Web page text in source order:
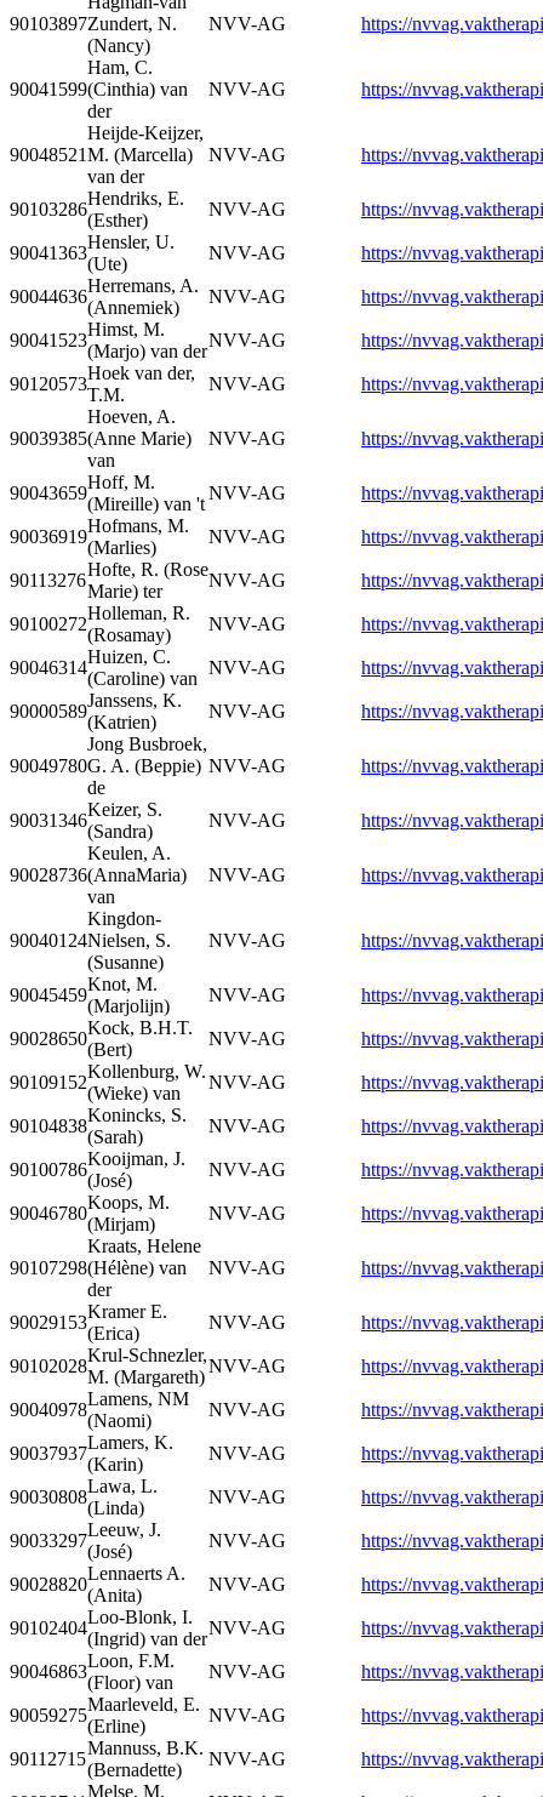
90103897Zundert, N.
(Nancy)
NVV-AG https://
90041599
Ham, C.
(Cinthia) van
der
NVV-AG https://
90048521
Heijde-Keijzer,
M. (Marcella)
van der
NVV-AG https://
90103286
Hendriks, E.
(Esther)
NVV-AG https://
90041363
Hensler, U.
(Ute)
NVV-AG https://
90044636
Herremans, A.
(Annemiek)
NVV-AG https://
90041523
Himst, M.
(Marjo) van der
NVV-AG https://
90120573
Hoek van der,
T.M.
NVV-AG https://
90039385
Hoeven, A.
(Anne Marie)
van
NVV-AG https://
90043659
Hoff, M.
(Mireille) van 't
NVV-AG https://
90036919
Hofmans, M.
(Marlies)
NVV-AG https://
90113276
Hofte, R. (Rose
Marie) ter
NVV-AG https://
90100272
Holleman, R.
(Rosamay)
NVV-AG https://
90046314
Huizen, C.
(Caroline) van
NVV-AG https://
90000589
Janssens, K.
(Katrien)
NVV-AG https://
90049780
Jong Busbroek,
G. A. (Beppie)
de
NVV-AG https://
90031346
Keizer, S.
(Sandra)
NVV-AG https://
90028736
Keulen, A.
(AnnaMaria)
van
NVV-AG https://
90040124
Kingdon-
Nielsen, S.
(Susanne)
NVV-AG https://
90045459
Knot, M.
(Marjolijn)
NVV-AG https://
90028650
Kock, B.H.T.
(Bert)
NVV-AG https://
90109152
Kollenburg, W.
(Wieke) van
NVV-AG https://
90104838
Konincks, S.
(Sarah)
NVV-AG https://
90100786
Kooijman, J.
(José)
NVV-AG https://
90046780
Koops, M.
(Mirjam)
NVV-AG https://
90107298
Kraats, Helene
(Hélène) van
der
NVV-AG https://
90029153
Kramer E.
(Erica)
NVV-AG https://
90102028
Krul-Schnezler,
M. (Margareth)
NVV-AG https://
90040978
Lamens, NM
(Naomi)
NVV-AG https://
90037937
Lamers, K.
(Karin)
NVV-AG https://
90030808
Lawa, L.
(Linda)
NVV-AG https://
90033297
Leeuw, J.
(José)
NVV-AG https://
90028820
Lennaerts A.
(Anita)
NVV-AG https://
90102404
Loo-Blonk, I.
(Ingrid) van der
NVV-AG https://
90046863
Loon, F.M.
(Floor) van
NVV-AG https://
90059275
Maarleveld, E.
(Erline)
NVV-AG https://
90112715
Mannuss, B.K.
(Bernadette)
NVV-AG https://
Melse, M.